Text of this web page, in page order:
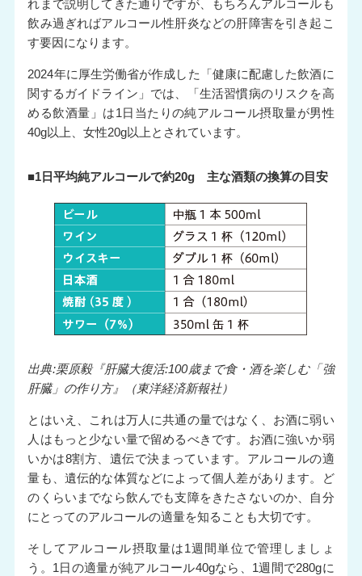
れまで説明してきた通りですが、もちろんアルコールも
飲み過ぎればアルコール性肝炎などの肝障害を引き起こ
す要因になります。
2024年に厚生労働省が作成した「健康に配慮した飲酒に
関するガイドライン」では、「生活習慣病のリスクを高
める飲酒量」は1日当たりの純アルコール摂取量が男性
40g以上、女性20g以上とされています。
■1日平均純アルコールで約20g 主な酒類の換算の目安
出典:栗原毅『肝臓大復活:100歳まで食・酒を楽しむ「強
肝臓」の作り方』（東洋経済新報社）
とはいえ、これは万人に共通の量ではなく、お酒に弱い
人はもっと少ない量で留めるべきです。お酒に強いか弱
いかは8割方、遺伝で決まっています。アルコールの適
量も、遺伝的な体質などによって個人差があります。ど
のくらいまでなら飲んでも支障をきたさないのか、自分
にとってのアルコールの適量を知ることも大切です。
そしてアルコール摂取量は1週間単位で管理しましょ
う。1日の適量が純アルコール40gなら、1週間で280gに